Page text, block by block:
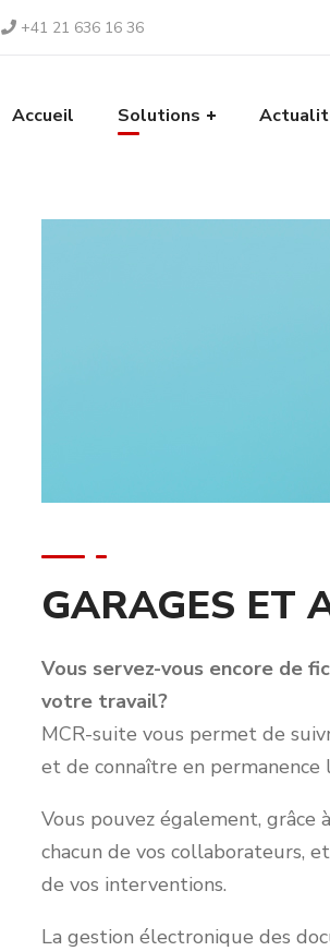
+41 21 636 16 36
Accueil Solutions
GARAGES ET
Vous servez-vous encore de
votre travail?
MCR-suite vous permet de
et de connaître en permanence
Vous pouvez également,
chacun de vos collaborateurs,
de vos interventions.
La gestion électronique des